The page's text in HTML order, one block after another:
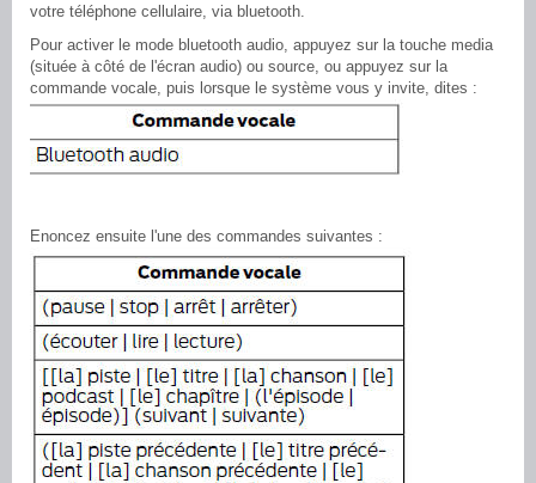
votre téléphone cellulaire, via bluetooth.
Pour activer le mode bluetooth audio, appuyez sur la touche media
(située à côté de l'écran audio) ou source, ou appuyez sur la
commande vocale, puis lorsque le système vous y invite, dites :
Enoncez ensuite l'une des commandes suivantes :